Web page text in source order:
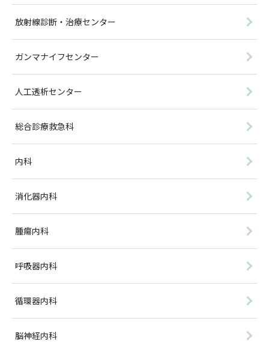
放射線診断・治療センター
ガンマナイフセンター
人工透析センター
総合診療救急科
内科
消化器内科
腫瘍内科
呼吸器内科
循環器内科
脳神経内科